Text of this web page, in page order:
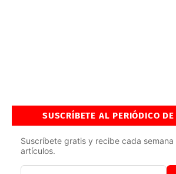
SUSCRÍBETE AL PERIÓDICO
Suscríbete gratis y recibe cada semana
artículos.